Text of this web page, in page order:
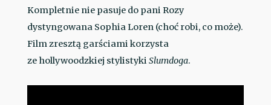
Kompletnie nie pasuje do pani Rozy
dystyngowana Sophia Loren (choć robi, co może).
Film zresztą garściami korzysta
ze hollywoodzkiej stylistyki Slumdoga.